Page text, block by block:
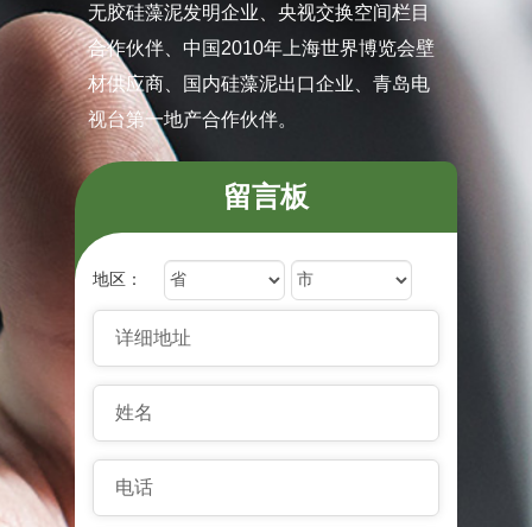
无胶硅藻泥发明企业、央视交换空间栏目
合作伙伴、中国2010年上海世界博览会壁
材供应商、国内硅藻泥出口企业、青岛电
视台第一地产合作伙伴。
留言板
地区： Province City
详细地址
姓名
电话